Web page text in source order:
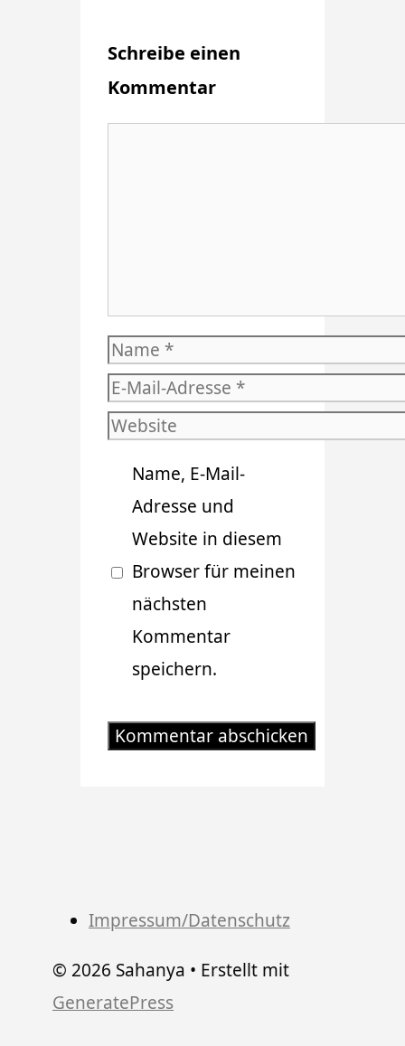
Schreibe einen
Kommentar
Name
E-
Mail-
Website
Name, E-Mail-
Adresse und
Website in diesem
Browser für meinen
nächsten
Kommentar
speichern.
Impressum/Datenschutz
© 2026 Sahanya • Erstellt mit
GeneratePress